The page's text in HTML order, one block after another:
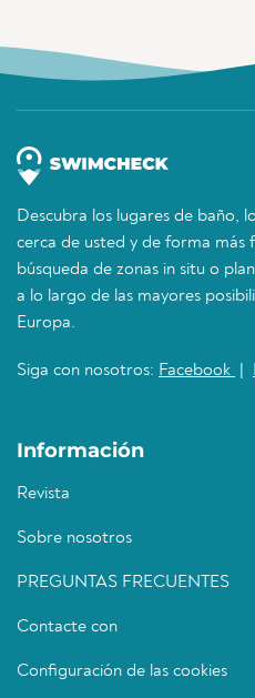
Descubra los lugares de baño,
cerca de usted y de forma más
búsqueda de zonas in situ o
a lo largo de las mayores
Europa.
Siga con nosotros: Facebook
Información
Revista
Sobre nosotros
PREGUNTAS FRECUENTES
Contacte con
Configuración de las cookies